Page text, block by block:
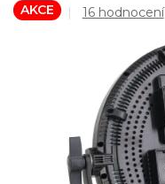
AKCE
Průměrné
hvězdiček.
16 hodnocení